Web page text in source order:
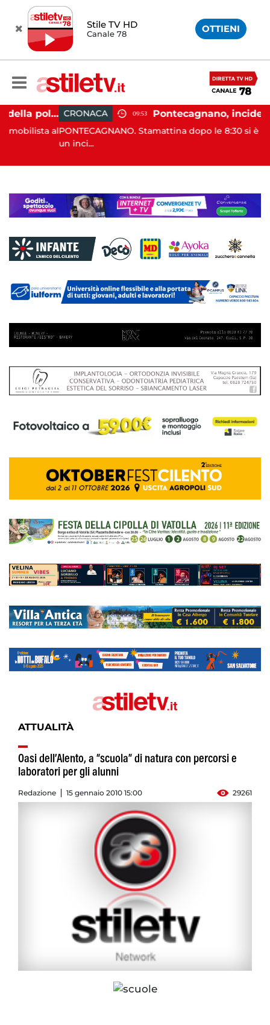
Stile TV HD
Canale 78 OTTIENI
Castellabate, agente della polizia locale aggredito per una multa: turista denunciato
al
CRONACA 09:53 Pontecagnano, incidente in autostrada: 5 giovani feriti
PONTECAGNANO. Stamattina dopo le 8:30 si è verificato
ATTUALITÀ
Oasi dell’Alento, a “scuola” di natura con percorsi e
laboratori per gli alunni
Redazione 15 gennaio 2010 15:00 29261